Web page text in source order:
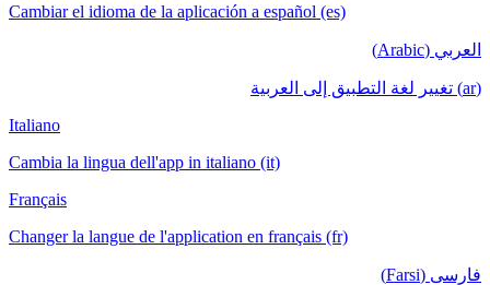
Cambiar el idioma de la aplicación a español (es)
العربي (Arabic)
(ar) تغيير لغة التطبيق إلى العربية
Italiano
Cambia la lingua dell'app in italiano (it)
Français
Changer la langue de l'application en français (fr)
فارسی (Farsi)